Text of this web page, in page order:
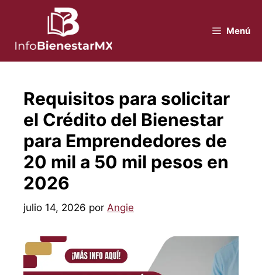
Menú
Requisitos para solicitar
el Crédito del Bienestar
para Emprendedores de
20 mil a 50 mil pesos en
2026
julio 14, 2026 por Angie